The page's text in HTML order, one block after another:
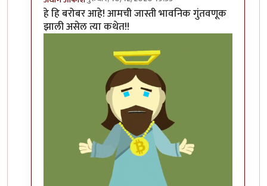
In reply toविडंबनाचे कशाशी तरी संबंधbyमराठी_माणूस
हे हि बरोबर आहे! आमची जास्ती भावनिक गुंतवणूक
झाली असेल त्या कथेत!!